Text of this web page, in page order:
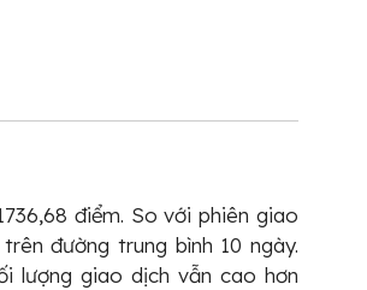
điểm. So với phiên giao
đường trung bình 10 ngày.
lượng giao dịch vẫn cao hơn